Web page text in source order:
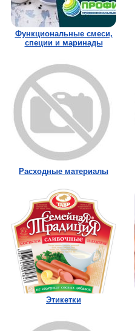
Функциональные смеси,
специи и маринады
Расходные материалы
Этикетки